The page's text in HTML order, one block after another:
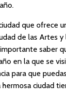
que ofrece
de las Artes
saber
en la que se
para que
ciudad